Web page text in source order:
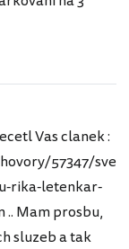
Vas clanek :
57347/sve
rika-letenkar-
Mam prosbu,
sluzeb a tak